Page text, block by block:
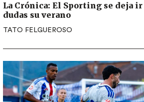
La Crónica: El Sporting se deja
dudas su verano
TATO FELGUEROSO